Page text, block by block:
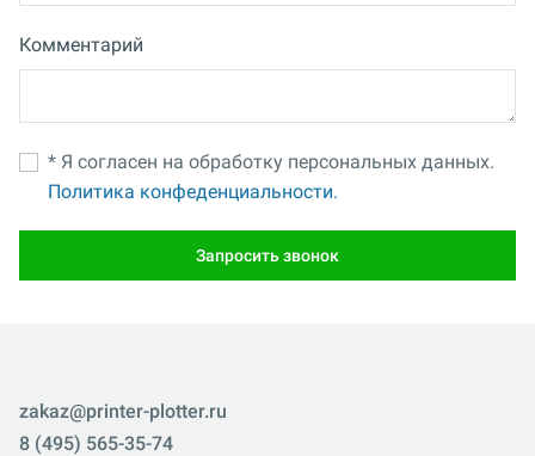
Комментарий
* Я согласен на обработку персональных данных.
Политика конфеденциальности.
Запросить звонок
zakaz@printer-plotter.ru
8 (495) 565-35-74